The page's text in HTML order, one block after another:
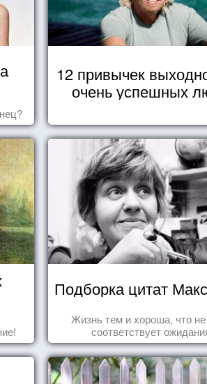
12 привычек
очень успешных
Подборка цитат
Жизнь тем и хороша, что не
соответствует